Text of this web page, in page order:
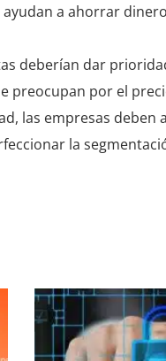
a ahorrar
deberían dar
preocupan por el
las empresas deben
la